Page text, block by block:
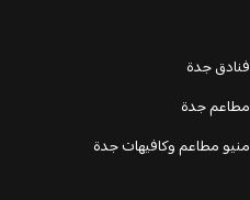
فنادق جدة
مطاعم جدة
منيو مطاعم وكافيهات جدة